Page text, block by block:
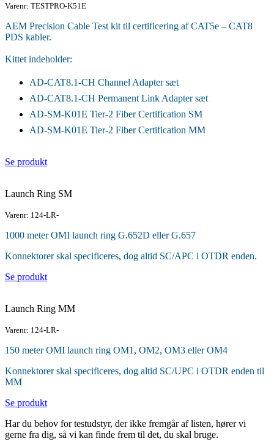
Varenr: TESTPRO-K51E
AEM Precision Cable Test kit til certificering af CAT5e – CAT8
PDS kabler.
Kittet indeholder:
AD-CAT8.1-CH Channel Adapter sæt
AD-CAT8.1-CH Permanent Link Adapter sæt
AD-SM-K01E Tier-2 Fiber Certification SM
AD-SM-K01E Tier-2 Fiber Certification MM
Se produkt
Launch Ring SM
Varenr: 124-LR-
1000 meter OMI launch ring G.652D eller G.657
Konnektorer skal specificeres, dog altid SC/APC i OTDR enden.
Se produkt
Launch Ring MM
Varenr: 124-LR-
150 meter OMI launch ring OM1, OM2, OM3 eller OM4
Konnektorer skal specificeres, dog altid SC/UPC i OTDR enden til
MM
Se produkt
Har du behov for testudstyr, der ikke fremgår af listen, hører vi
gerne fra dig, så vi kan finde frem til det, du skal bruge.